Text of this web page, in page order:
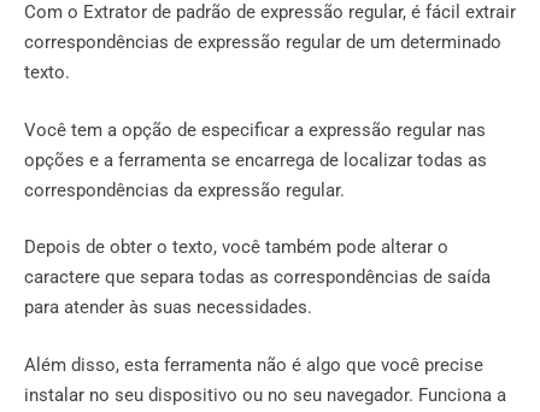
Com o Extrator de padrão de expressão regular, é fácil extrair
correspondências de expressão regular de um determinado
texto.
Você tem a opção de especificar a expressão regular nas
opções e a ferramenta se encarrega de localizar todas as
correspondências da expressão regular.
Depois de obter o texto, você também pode alterar o
caractere que separa todas as correspondências de saída
para atender às suas necessidades.
Além disso, esta ferramenta não é algo que você precise
instalar no seu dispositivo ou no seu navegador. Funciona a